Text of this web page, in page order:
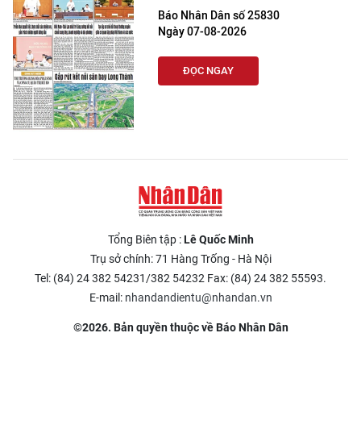
Báo Nhân Dân số 25830
Ngày 07-08-2026
ĐỌC NGAY
Tổng Biên tập :Lê Quốc Minh
Trụ sở chính: 71 Hàng Trống - Hà Nội
Tel: (84) 24 382 54231/382 54232 Fax: (84) 24 382 55593.
E-mail: nhandandientu@nhandan.vn
©2026. Bản quyền thuộc về Báo Nhân Dân